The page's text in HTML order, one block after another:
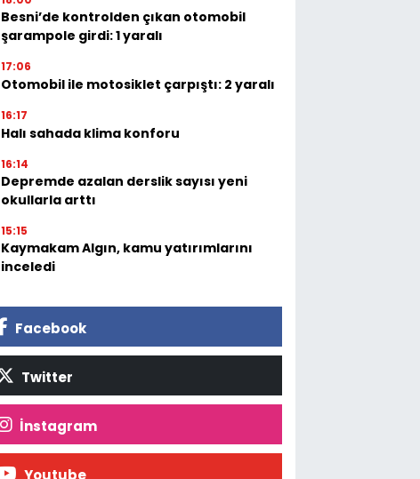
Besni’de kontrolden çıkan otomobil
şarampole girdi: 1 yaralı
17:06
Otomobil ile motosiklet çarpıştı: 2 yaralı
16:17
Halı sahada klima konforu
16:14
Depremde azalan derslik sayısı yeni
okullarla arttı
15:15
Kaymakam Algın, kamu yatırımlarını
inceledi
Facebook
Twitter
İnstagram
Youtube